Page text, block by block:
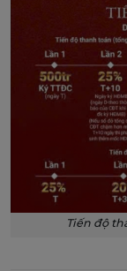
Tiến độ